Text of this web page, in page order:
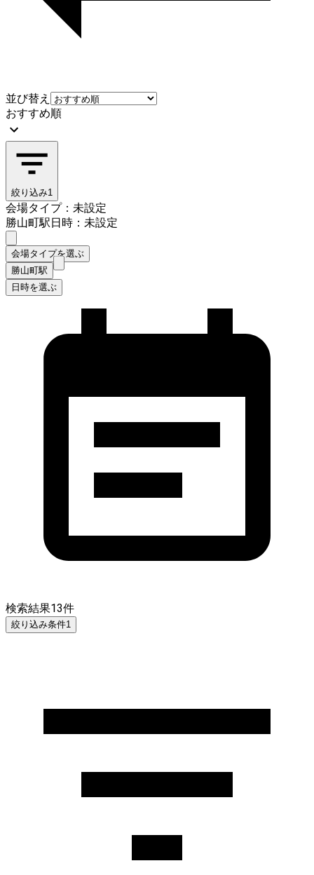
並び替え
おすすめ順
絞り込み1
会場タイプ：未設定
勝山町駅日時：未設定
会場タイプを選ぶ
勝山町駅
日時を選ぶ
検索結果13件
絞り込み条件1